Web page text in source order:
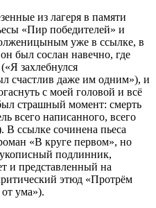
из лагеря в памяти
«Пир победителей» и
уже в ссылке, в
был сослан навечно, где
захлебнулся
счастлив даже им одним»), и
с моей головой и всё
страшный момент: смерть
всего написанного, всего
В ссылке сочинена пьеса
«В круге первом», но
подлинник,
и представленный на
этюд «Протрём
ума»).